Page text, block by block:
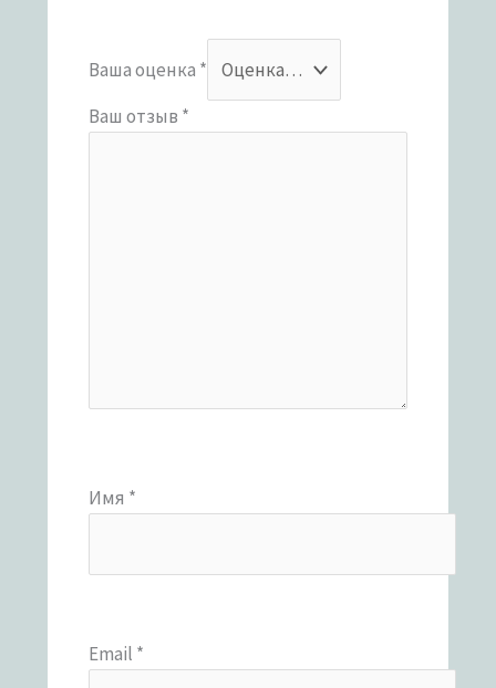
Ваша оценка *
Ваш отзыв *
Имя *
Email *